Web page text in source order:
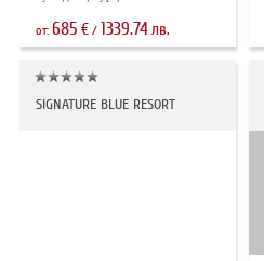
от: 685 €/ 1339.74 лв.
SIGNATURE BLUE RESORT